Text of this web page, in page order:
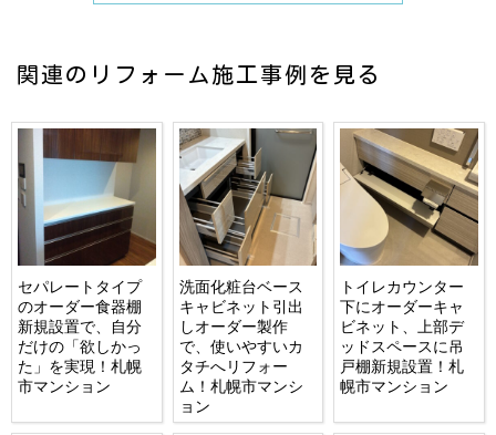
関連のリフォーム施工事例を見る
セパレートタイプ
のオーダー食器棚
新規設置で、自分
だけの「欲しかっ
た」を実現！札幌
市マンション
洗面化粧台ベース
キャビネット引出
しオーダー製作
で、使いやすいカ
タチへリフォー
ム！札幌市マンシ
ョン
トイレカウンター
下にオーダーキャ
ビネット、上部デ
ッドスペースに吊
戸棚新規設置！札
幌市マンション